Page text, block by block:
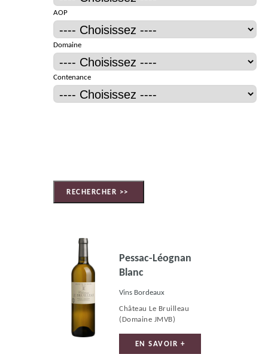
AOP
Domaine
Contenance
Pessac-Léognan
Blanc
Vins Bordeaux
Château Le Bruilleau
(Domaine JMVB)
EN SAVOIR +